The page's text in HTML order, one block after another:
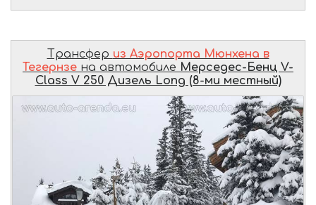
Трансфер из Аэропорта Мюнхена в
Тегернзе на автомобиле Мерседес-Бенц V-
Class V 250 Дизель Long (8-ми местный)